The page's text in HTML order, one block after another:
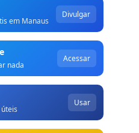
em Manaus
Divulgar
nada
Acessar
Usar